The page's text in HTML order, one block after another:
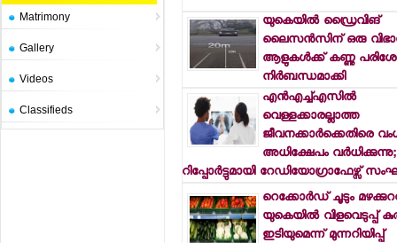
Matrimony
Gallery
Videos
Classifieds
യുകെയില്‍ ഡ്രൈവിങ്
ലൈസന്‍സിന് ഒരു
ആളുകള്‍ക്ക് കണ്ണു
നിര്‍ബന്ധമാക്കി
എന്‍എച്ച്എസില്‍
വെള്ളക്കാരല്ലാത്ത
ജീവനക്കാര്‍ക്കെതിരെ
അധിക്ഷേപം വര്‍ധിക്കുന്നു;
റിപ്പോര്‍ട്ടുമായി റേഡിയോഗ്രാഫേഴ്സ്
റെക്കോര്‍ഡ് ചൂടും
യുകെയില്‍ വിളവെടുപ്പ്
ഇടിയുമെന്ന് മുന്നറിയിപ്പ്